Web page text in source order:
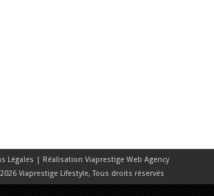
Légales | Réalisation Viaprestige Web Agency
Viaprestige Lifestyle, Tous droits réservés